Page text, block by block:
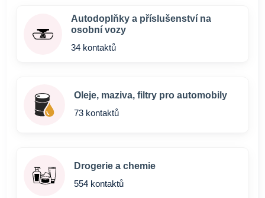
Autodoplňky a příslušenství na
osobní vozy
34 kontaktů
Oleje, maziva, filtry pro automobily
73 kontaktů
Drogerie a chemie
554 kontaktů